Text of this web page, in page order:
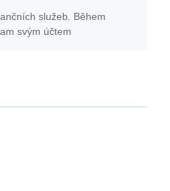
služeb. Během
svým účtem